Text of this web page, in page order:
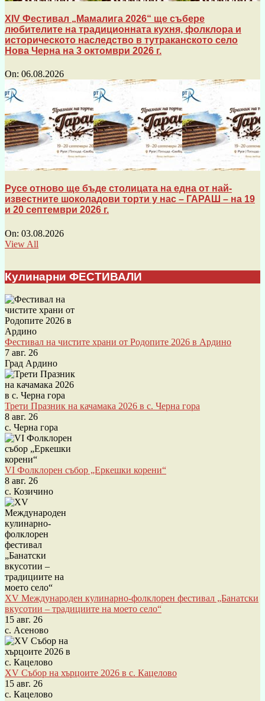
XIV Фестивал „Мамалига 2026“ ще събере
любителите на традиционната кухня, фолклора и
историческото наследство в тутраканското село
Нова Черна на 3 октомври 2026 г.
On: 06.08.2026
Русе отново ще бъде столицата на една от най-
известните шоколадови торти у нас – ГАРАШ – на 19
и 20 септември 2026 г.
On: 03.08.2026
View All
Кулинарни ФЕСТИВАЛИ
Фестивал на чистите храни от Родопите 2026 в Ардино
7 авг. 26
Град Ардино
Трети Празник на качамака 2026 в с. Черна гора
8 авг. 26
с. Черна гора
VI Фолклорен събор „Еркешки корени“
8 авг. 26
с. Козичино
XV Международен кулинарно-фолклорен фестивал „Банатски
вкусотии – традициите на моето село“
15 авг. 26
с. Асеново
XV Събор на хърцоите 2026 в с. Кацелово
15 авг. 26
с. Кацелово